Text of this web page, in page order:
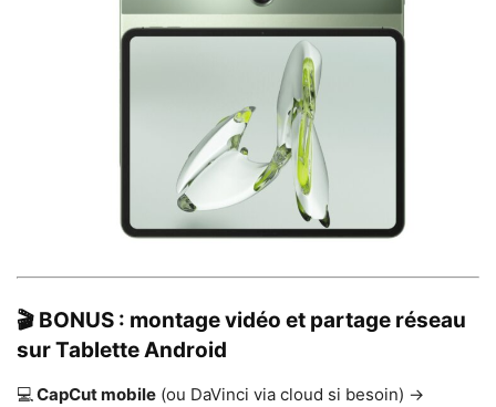
🎬 BONUS : montage vidéo et partage réseau
sur Tablette Android
💻CapCut mobile (ou DaVinci via cloud si besoin) →